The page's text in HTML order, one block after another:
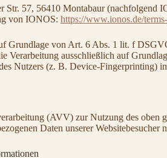
57, 56410 Montabaur (nachfolgend
von IONOS: https://www.ionos.de/
von Art. 6 Abs. 1 lit. f
Verarbeitung ausschließlich auf
Nutzers (z. B. Device-Fingerprinting)
(AVV) zur Nutzung des oben
Daten unserer